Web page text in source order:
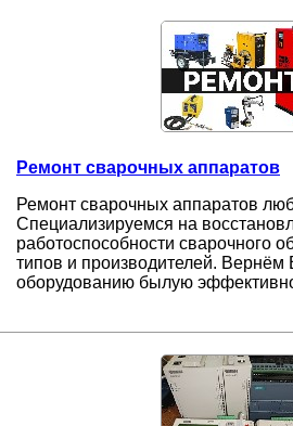
Ремонт сварочных аппаратов
Ремонт сварочных аппаратов
Специализируемся на
работоспособности сварочного
типов и производителей.
оборудованию былую